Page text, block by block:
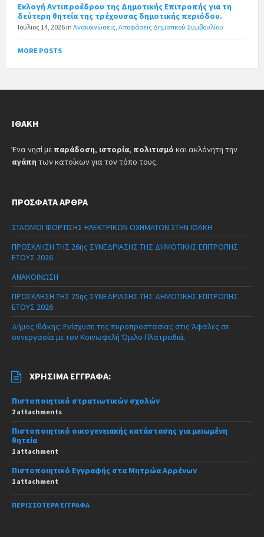
Εκλογή Αντιπροέδρου της Δημοτικής Επιτροπής για τη
δεύτερη θητεία της τρέχουσας δημοτικής περιόδου.
Ιούλιος 14, 2026 in Ανακοινώσεις Αποφάσεις Δημοτικού Συμβουλίου
MORE POSTS
ΙΘΆΚΗ
Ένα νησί με παράδοση, ιστορία, πολιτισμό και ακλόνητη την
αγάπη των κατοίκων για τον τόπο τους.
ΠΡΌΣΦΑΤΑ ΆΡΘΡΑ
ΣΤΑΘΜΟΙ ΦΟΡΤΙΣΗΣ ΗΛΕΚΤΡΙΚΩΝ ΟΧΗΜΑΤΩΝ ΣΤΗΝ ΙΘΑΚΗ
ΠΡΟΣΚΛΗΣΗ ΤΗΣ 26ης ΣΥΝΕΔΡΙΑΣΗΣ ΤΗΣ ΔΗΜΟΤΙΚΗΣ ΕΠΙΤΡΟΠΗΣ
ΕΤΟΥΣ 2026
ΑΝΑΚΟΙΝΩΣΗ
ΠΡΟΣΚΛΗΣΗ ΤΗΣ 25ης ΣΥΝΕΔΡΙΑΣΗΣ ΤΗΣ ΔΗΜΟΤΙΚΗΣ ΕΠΙΤΡΟΠΗΣ
ΕΤΟΥΣ 2026
Δήμος Ιθάκης: Ενίσχυση της πυροπροστασίας στις Άφαλες σε
συνεργασία με τον Κοινωφελή Όμιλο Πλατρειθιά.
ΧΡΉΣΙΜΑ ΈΓΓΡΑΦΑ:
Πιστοποιητικό στρατιωτικών σχολών
2 attachments
Πιστοποιητικό οικογενειακής κατάστασης για μειωμένη
θητεία
1 attachment
Πιστοποιητικό Εγγραφής στα Μητρώα Αρρένων
1 attachment
ΠΕΡΙΣΣΌΤΕΡΑ ΈΓΓΡΑΦΑ